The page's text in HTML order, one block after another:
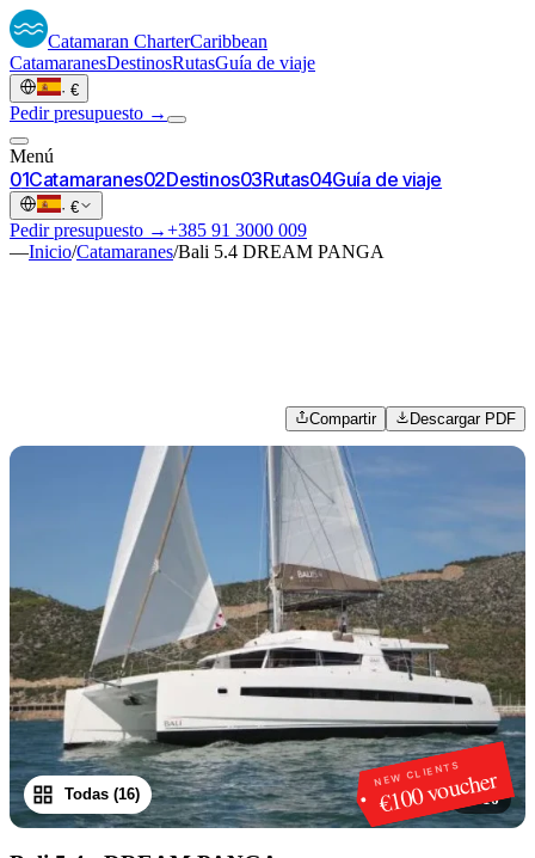
Catamaran CharterCaribbean
CatamaranesDestinosRutasGuía de viaje
· €
Pedir presupuesto →
Menú
01Catamaranes02Destinos03Rutas04Guía de viaje
· €
Pedir presupuesto →+385 91 3000 009
—Inicio/Catamaranes/Bali 5.4 DREAM PANGA
Compartir Descargar PDF
NEW CLIENTS
€100 voucher
1/16
Todas (16)